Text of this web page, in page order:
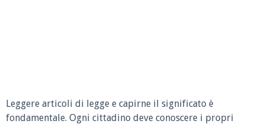
Leggere articoli di legge e capirne il significato è
fondamentale. Ogni cittadino deve conoscere i propri